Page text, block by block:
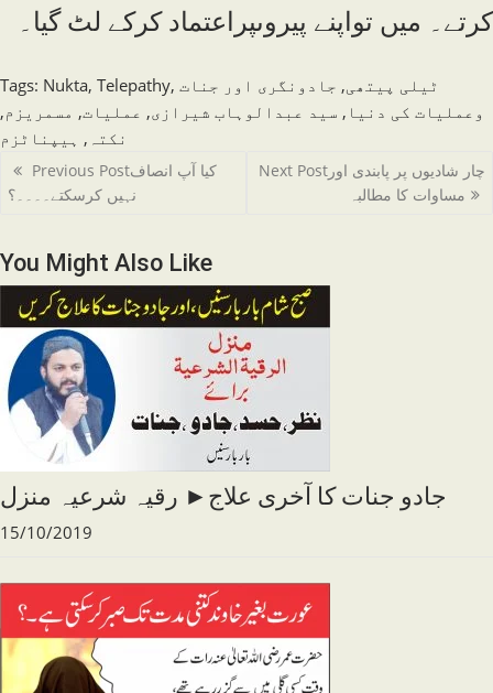
کرتے۔ میں تواپنے پیروںپراعتماد کرکے لٹ گیا۔
Tags: Nukta, Telepathy, ٹیلی پیتھی, جادونگری اور جنات
وعملیات کی دنیا , سید عبدالوہاب شیرازی, عملیات, مسمریزم,
نکتہ , ہیپناٹزم
Read
more
Previous Postکیا آپ انصاف
نہیں کرسکتے۔۔۔۔؟
Next Post چار شادیوں پر پابندی اور
مساوات کا مطالبہ
You Might Also Like
جادو جنات کا آخری علاج► رقیہ شرعیہ منزل
15/10/2019